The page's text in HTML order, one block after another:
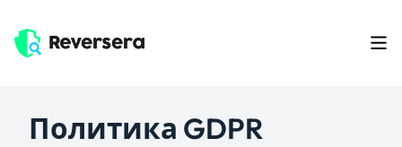
Политика GDPR